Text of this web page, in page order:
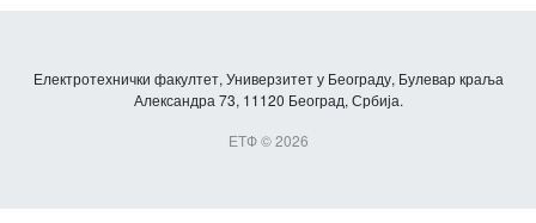
Електротехнички факултет, Универзитет у Београду, Булевар краља
Александра 73, 11120 Београд, Србија.
ЕТФ © 2026